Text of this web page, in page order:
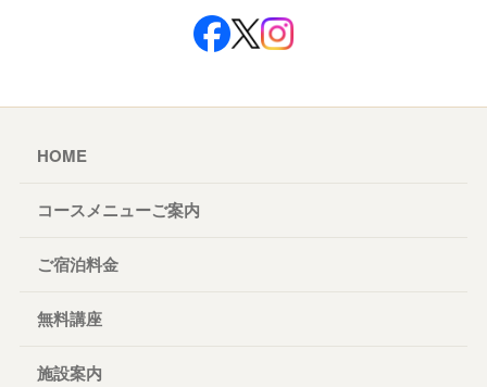
HOME
コースメニューご案内
ご宿泊料金
無料講座
施設案内